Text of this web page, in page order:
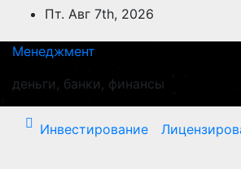
Перейти
содержимому
Пт. Авг 7th, 2026
Менеджмент
деньги, банки, финансы
Инвестирование